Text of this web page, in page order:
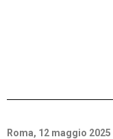
Roma, 12 maggio 2025